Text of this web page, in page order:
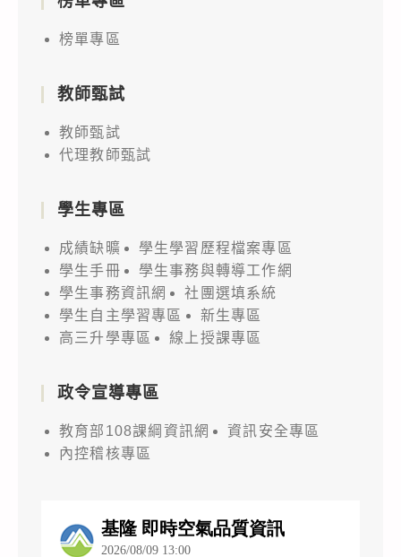
榜單專區
教師甄試
教師甄試
代理教師甄試
學生專區
成績缺曠
學生學習歷程檔案專區
學生手冊
學生事務與轉導工作網
學生事務資訊網
社團選填系統
學生自主學習專區
新生專區
高三升學專區
線上授課專區
政令宣導專區
教育部108課綱資訊網
資訊安全專區
內控稽核專區